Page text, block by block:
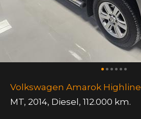
Volkswagen Amarok Highline
MT, 2014, Diesel, 112.000 km.